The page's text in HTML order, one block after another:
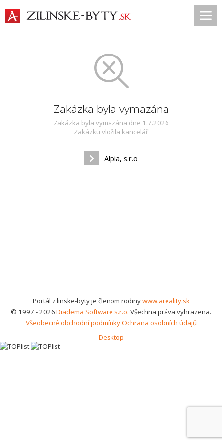
Zakázka byla vymazána
Zakázka byla vymazána dne 1.7.2026
Zakázku vložila kancelář
Alpia, s.r.o
Portál zilinske-byty je členom rodinywww.areality.sk
© 1997 - 2026 Diadema Software s.r.o. Všechna práva vyhrazena.
Všeobecné obchodní podmínkyOchrana osobních údajů
Desktop